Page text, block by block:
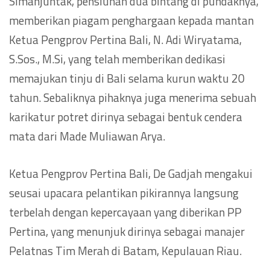
memberikan piagam penghargaan kepada mantan
Ketua Pengprov Pertina Bali, N. Adi Wiryatama,
S.Sos., M.Si, yang telah memberikan dedikasi
memajukan tinju di Bali selama kurun waktu 20
tahun. Sebaliknya pihaknya juga menerima sebuah
karikatur potret dirinya sebagai bentuk cendera
mata dari Made Muliawan Arya.
Ketua Pengprov Pertina Bali, De Gadjah mengakui
seusai upacara pelantikan pikirannya langsung
terbelah dengan kepercayaan yang diberikan PP
Pertina, yang menunjuk dirinya sebagai manajer
Pelatnas Tim Merah di Batam, Kepulauan Riau.